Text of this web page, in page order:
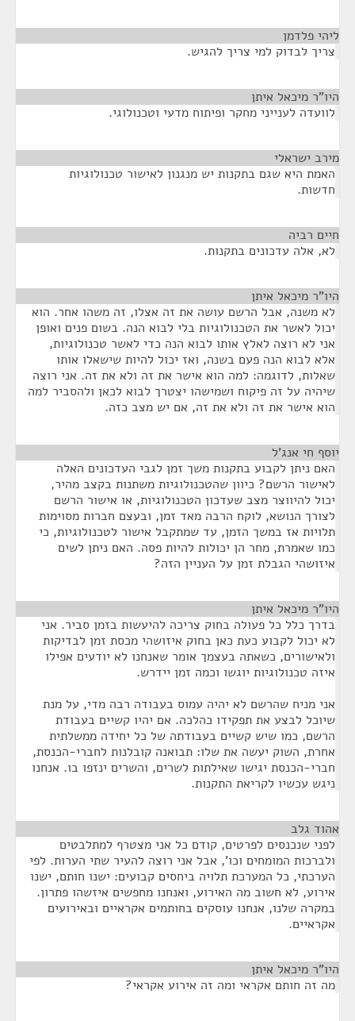
ליהי פלדמן
צריך לבדוק למי צריך להגיש.
היו"ר מיכאל איתן
לוועדה לענייני מחקר ופיתוח מדעי וטכנולוגי.
מירב ישראלי
האמת היא שגם בתקנות יש מנגנון לאישור טכנולוגיות
חדשות.
חיים רביה
לא, אלה עדכונים בתקנות.
היו"ר מיכאל איתן
לא משנה, אבל הרשם עושה את זה אצלו, זה משהו אחר. הוא
יכול לאשר את הטכנולוגיות בלי לבוא הנה. בשום פנים ואופן
אני לא רוצה לאלץ אותו לבוא הנה כדי לאשר טכנולוגיות,
אלא לבוא הנה פעם בשנה, ואז יכול להיות שישאלו אותו
שאלות, לדוגמה: למה הוא אישר את זה ולא את זה. אני רוצה
שיהיה על זה פיקוח ושמישהו יצטרך לבוא לכאן ולהסביר למה
הוא אישר את זה ולא את זה, אם יש מצב כזה.
יוסף חי אנג'ל
האם ניתן לקבוע בתקנות משך זמן לגבי העדכונים האלה
לאישור הרשם? כיוון שהטכנולוגיות משתנות בקצב מהיר,
יכול להיווצר מצב שעדכון הטכנולוגיות, או אישור הרשם
לצורך הנושא, לוקח הרבה מאד זמן, ובעצם חברות מסוימות
תלויות אז במשך הזמן, עד שמתקבל אישור לטכנולוגיות, כי
כמו שאמרת, מחר הן יכולות להיות פסה. האם ניתן לשים
איזושהי הגבלת זמן על העניין הזה?
היו"ר מיכאל איתן
בדרך כלל כל פעולה בחוק צריכה להיעשות בזמן סביר. אני
לא יכול לקבוע כעת כאן בחוק איזושהי מכסת זמן לבדיקות
ולאישורים, כשאתה בעצמך אומר שאנחנו לא יודעים אפילו
איזה טכנולוגיות יוגשו וכמה זמן יידרש.
אני מניח שהרשם לא יהיה עמוס בעבודה רבה מדי, על מנת
שיוכל לבצע את תפקידו כהלכה. אם יהיו קשיים בעבודת
הרשם, כמו שיש קשיים בעבודתה של כל יחידה ממשלתית
אחרת, השוק יעשה את שלו: תבואנה קובלנות לחברי-הכנסת,
חברי-הכנסת יגישו שאילתות לשרים, והשרים ינזפו בו. אנחנו
ניגש עכשיו לקריאת התקנות.
אהוד גלב
לפני שנכנסים לפרטים, קודם כל אני מצטרף למתלבטים
ולברכות המומחים וכו', אבל אני רוצה להעיר שתי הערות. לפי
הערכתי, כל המערכת תלויה ביחסים קבועים: ישנו חותם, ישנו
אירוע, לא חשוב מה האירוע, ואנחנו מחפשים איזשהו פתרון.
במקרה שלנו, אנחנו עוסקים בחותמים אקראיים ובאירועים
אקראיים.
היו"ר מיכאל איתן
מה זה חותם אקראי ומה זה אירוע אקראי?